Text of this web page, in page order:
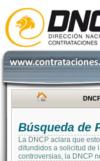
Búsqueda de
La DNCP aclara que
difundidos a solicitud de
controversias, la DNCP